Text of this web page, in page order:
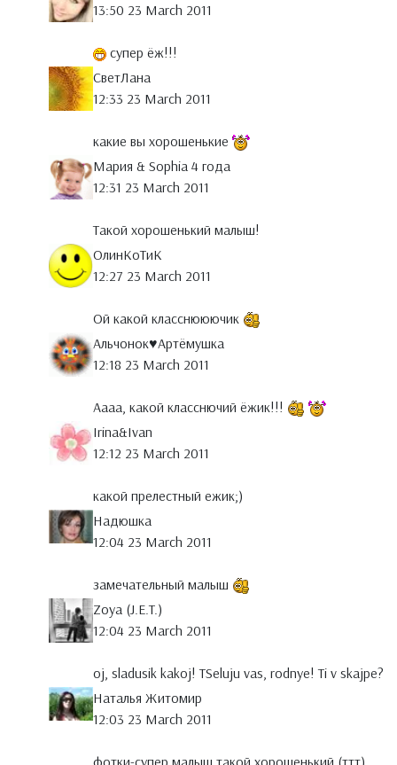
13:50 23 March 2011
супер ёж!!!
СветЛана
12:33 23 March 2011
какие вы хорошенькие
Мария & Sophia 4 года
12:31 23 March 2011
Такой хорошенький малыш!
ОлинКоТиК
12:27 23 March 2011
Ой какой класснююючик
Альчонок♥Артёмушка
12:18 23 March 2011
Аааа, какой класснючий ёжик!!!
Irina&Ivan
12:12 23 March 2011
какой прелестный ежик;)
Надюшка
12:04 23 March 2011
замечательный малыш
Zoya (J.E.T.)
12:04 23 March 2011
oj, sladusik kakoj! TSeluju vas, rodnye! Ti v skajpe?
Наталья Житомир
12:03 23 March 2011